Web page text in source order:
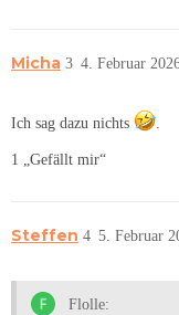
Micha 4. Februar
3
Ich sag dazu nichts
1 „Gefällt mir“
Steffen 5. Februar
4
Flolle: